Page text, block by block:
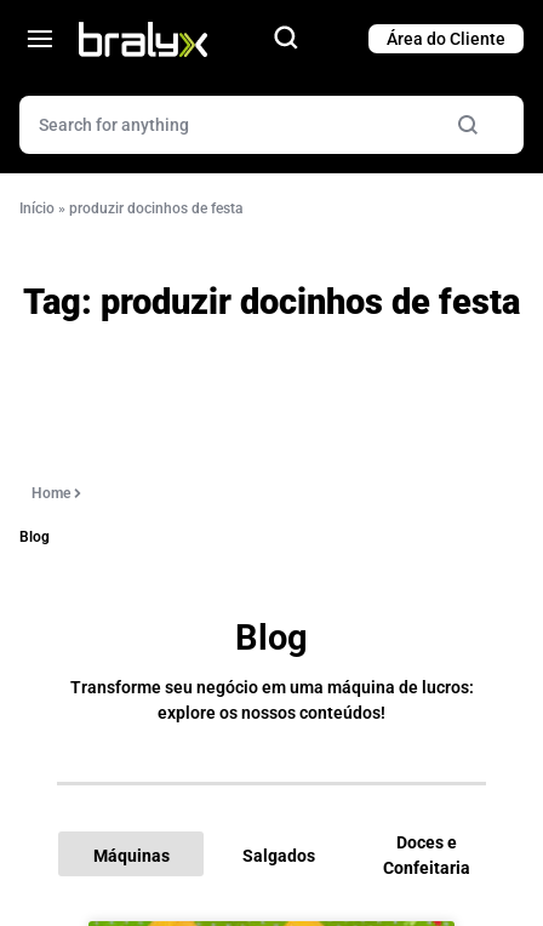
Início » produzir docinhos de festa
Tag: produzir docinhos de festa
Home
Blog
Blog
Transforme seu negócio em uma máquina de lucros:
explore os nossos conteúdos!
Máquinas Salgados
Doces e
Confeitaria